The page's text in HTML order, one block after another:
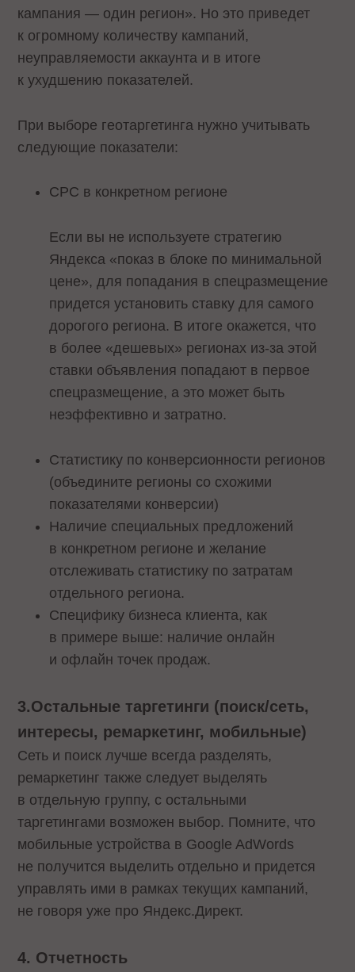
кампания — один регион». Но это приведет
к огромному количеству кампаний,
неуправляемости аккаунта и в итоге
к ухудшению показателей.
При выборе геотаргетинга нужно учитывать
следующие показатели:
CPC в конкретном регионе
Если вы не используете стратегию
Яндекса «показ в блоке по минимальной
цене», для попадания в спецразмещение
придется установить ставку для самого
дорогого региона. В итоге окажется, что
в более «дешевых» регионах из-за этой
ставки объявления попадают в первое
спецразмещение, а это может быть
неэффективно и затратно.
Статистику по конверсионности регионов
(объедините регионы со схожими
показателями конверсии)
Наличие специальных предложений
в конкретном регионе и желание
отслеживать статистику по затратам
отдельного региона.
Специфику бизнеса клиента, как
в примере выше: наличие онлайн
и офлайн точек продаж.
3.Остальные таргетинги (поиск/сеть,
интересы, ремаркетинг, мобильные)
Сеть и поиск лучше всегда разделять,
ремаркетинг также следует выделять
в отдельную группу, с остальными
таргетингами возможен выбор. Помните, что
мобильные устройства в Google AdWords
не получится выделить отдельно и придется
управлять ими в рамках текущих кампаний,
не говоря уже про Яндекс.Директ.
4. Отчетность